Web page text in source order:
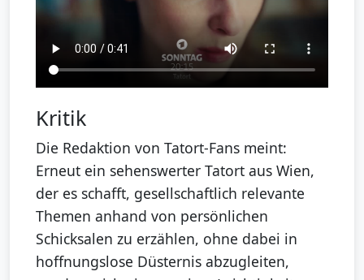
Kritik
Die Redaktion von Tatort-Fans meint:
Erneut ein sehenswerter Tatort aus Wien,
der es schafft, gesellschaftlich relevante
Themen anhand von persönlichen
Schicksalen zu erzählen, ohne dabei in
hoffnungslose Düsternis abzugleiten,